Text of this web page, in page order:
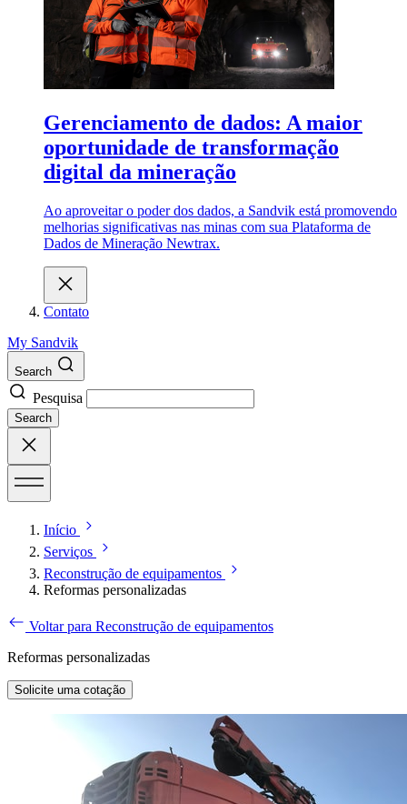
Gerenciamento de dados: A maior
oportunidade de transformação
digital da mineração
Ao aproveitar o poder dos dados, a Sandvik está promovendo
melhorias significativas nas minas com sua Plataforma de
Dados de Mineração Newtrax.
Contato
My Sandvik
Search
Pesquisa
Search
Início
Serviços
Reconstrução de equipamentos
Reformas personalizadas
Voltar para Reconstrução de equipamentos
Reformas personalizadas
Solicite uma cotação